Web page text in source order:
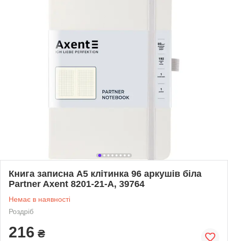
Книга записна А5 клітинка 96 аркушів біла
Partner Axent 8201-21-A, 39764
Немає в наявності
Роздріб
216 ₴